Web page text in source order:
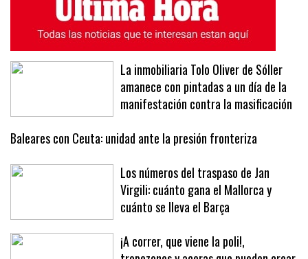
La inmobiliaria Tolo Oliver de Sóller
amanece con pintadas a un día de la
manifestación contra la masificación
Baleares con Ceuta: unidad ante la presión fronteriza
Los números del traspaso de Jan
Virgili: cuánto gana el Mallorca y
cuánto se lleva el Barça